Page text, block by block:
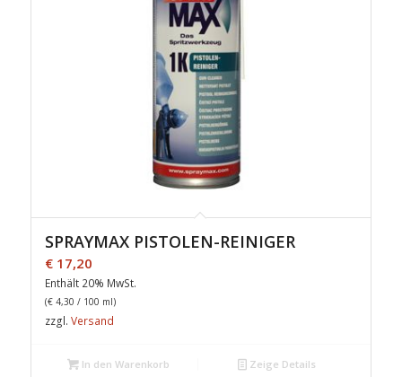
SPRAYMAX PISTOLEN-REINIGER
€17,20
Enthält 20% MwSt.
(€4,30 / 100 ml)
zzgl. Versand
In den Warenkorb Zeige Details